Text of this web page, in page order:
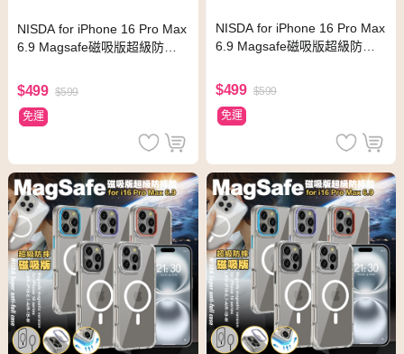
NISDA for iPhone 16 Pro Max
6.9 Magsafe磁吸版超級防摔
$499 $599
免運
NISDA for iPhone 16 Pro Max
6.9 Magsafe磁吸版超級防摔
$499 $599
免運